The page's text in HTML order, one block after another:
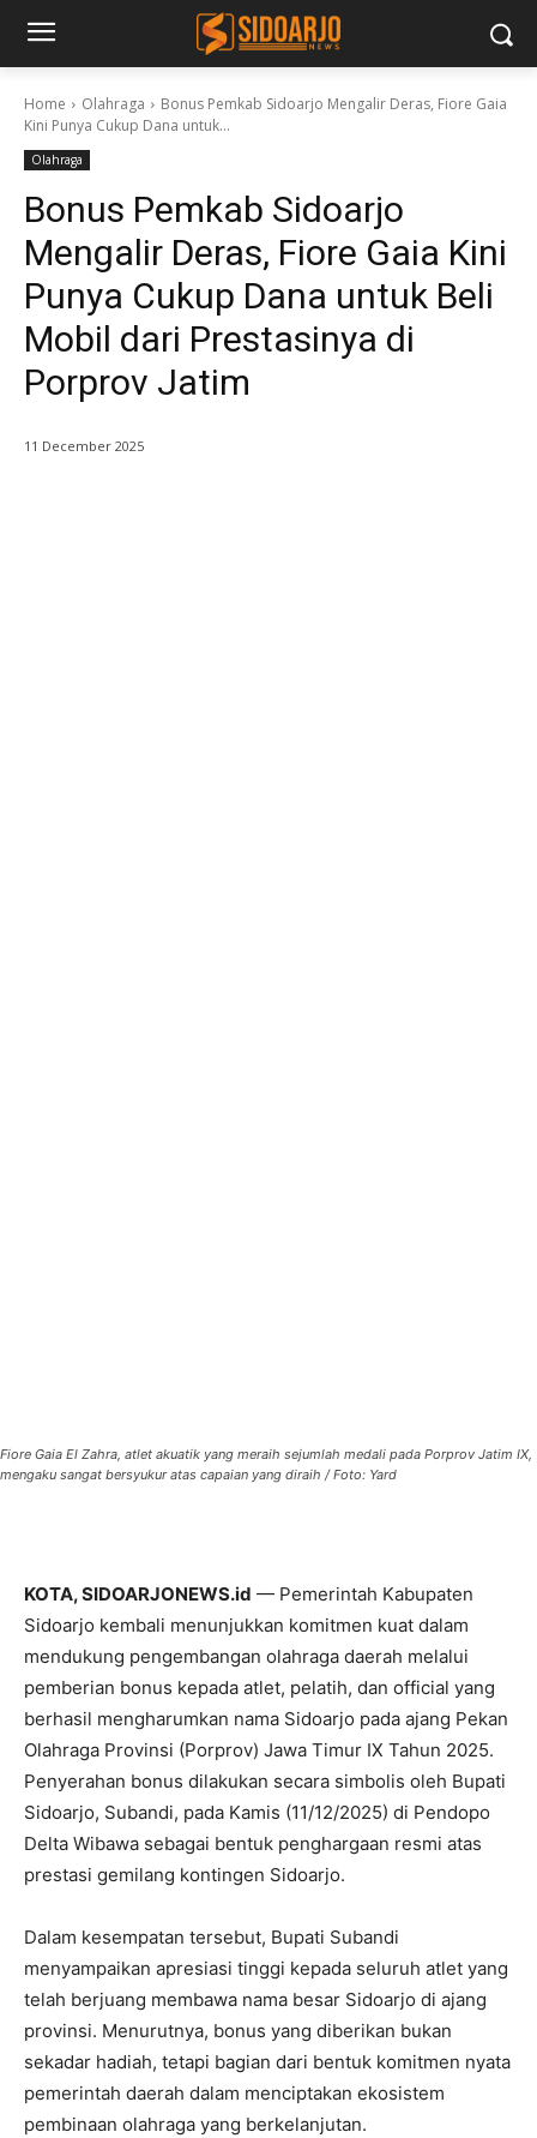
Home Olahraga
Bonus Pemkab Sidoarjo Mengalir Deras, Fiore Gaia
Kini Punya Cukup Dana untuk...
Olahraga
Bonus Pemkab Sidoarjo
Mengalir Deras, Fiore Gaia Kini
Punya Cukup Dana untuk Beli
Mobil dari Prestasinya di
Porprov Jatim
11 December 2025
Fiore Gaia El Zahra, atlet akuatik yang meraih sejumlah medali pada Porprov Jatim IX,
mengaku sangat bersyukur atas capaian yang diraih / Foto: Yard
KOTA, SIDOARJONEWS.id — Pemerintah Kabupaten
Sidoarjo kembali menunjukkan komitmen kuat dalam
mendukung pengembangan olahraga daerah melalui
pemberian bonus kepada atlet, pelatih, dan official yang
berhasil mengharumkan nama Sidoarjo pada ajang Pekan
Olahraga Provinsi (Porprov) Jawa Timur IX Tahun 2025.
Penyerahan bonus dilakukan secara simbolis oleh Bupati
Sidoarjo, Subandi, pada Kamis (11/12/2025) di Pendopo
Delta Wibawa sebagai bentuk penghargaan resmi atas
prestasi gemilang kontingen Sidoarjo.
Dalam kesempatan tersebut, Bupati Subandi
menyampaikan apresiasi tinggi kepada seluruh atlet yang
telah berjuang membawa nama besar Sidoarjo di ajang
provinsi. Menurutnya, bonus yang diberikan bukan
sekadar hadiah, tetapi bagian dari bentuk komitmen nyata
pemerintah daerah dalam menciptakan ekosistem
pembinaan olahraga yang berkelanjutan.